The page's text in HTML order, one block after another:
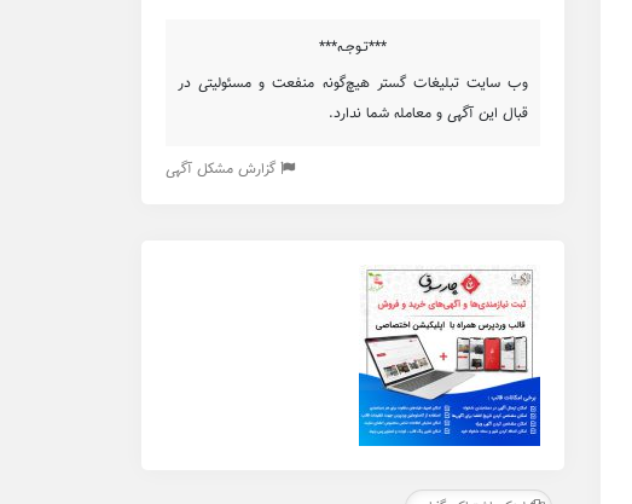
***تـوجـه***
وب سایت تبلیغات گستر هیچ‌گونه منفعت و مسئولیتی در
قبال این آگهی و معامله شما ندارد.
گزارش مشکل آگهی